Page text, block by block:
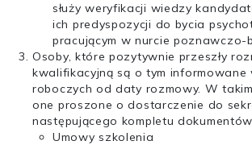
służy weryfikacji wiedzy
ich predyspozycji do bycia
pracującym w nurcie poznawczo-
Osoby, które pozytywnie przeszły
kwalifikacyjną są o tym informowane
roboczych od daty rozmowy. W
one proszone o dostarczenie do
następującego kompletu
Umowy szkolenia